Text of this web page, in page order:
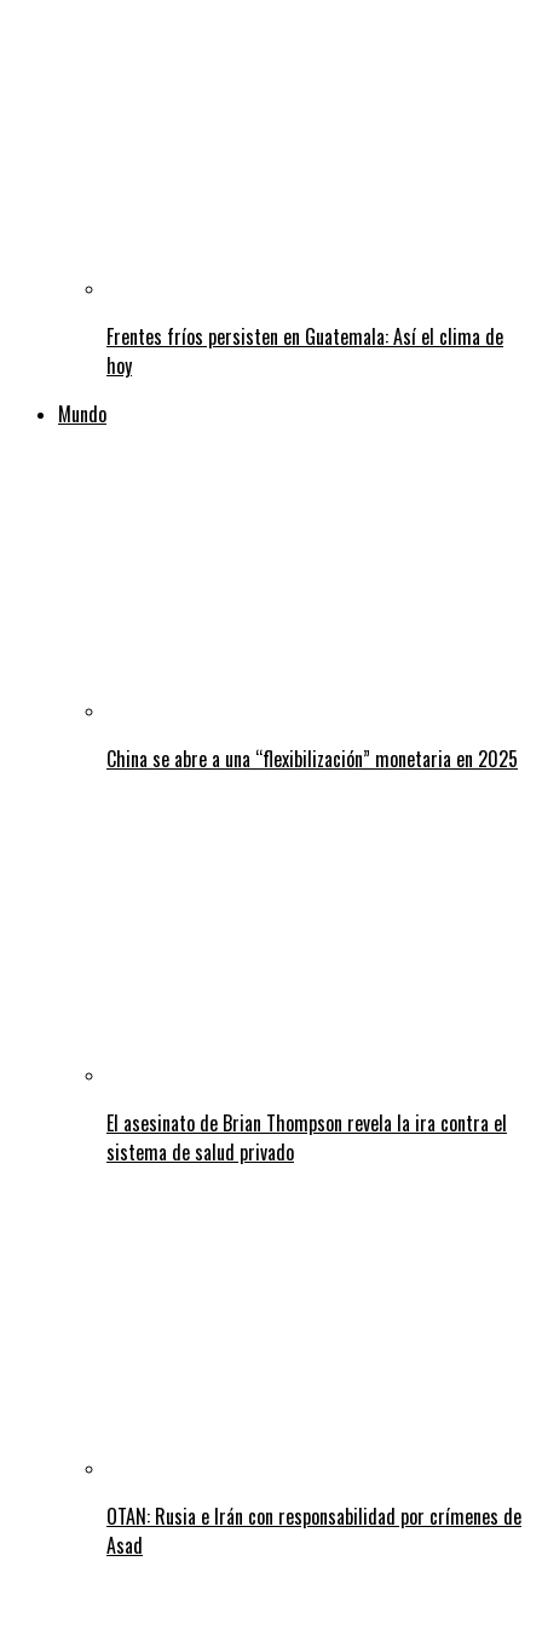
Frentes fríos persisten en Guatemala: Así el clima de
hoy
Mundo
China se abre a una “flexibilización” monetaria en 2025
El asesinato de Brian Thompson revela la ira contra el
sistema de salud privado
OTAN: Rusia e Irán con responsabilidad por crímenes de
Asad